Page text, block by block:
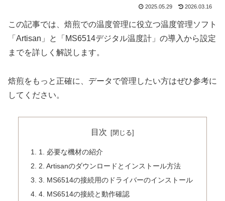
2025.05.29 2026.03.16
この記事では、焙煎での温度管理に役立つ温度管理ソフト
「Artisan」と「MS6514デジタル温度計」の導入から設定
までを詳しく解説します。
焙煎をもっと正確に、データで管理したい方はぜひ参考に
してください。
目次
1. 必要な機材の紹介
2. Artisanのダウンロードとインストール方法
3. MS6514の接続用のドライバーのインストール
4. MS6514の接続と動作確認